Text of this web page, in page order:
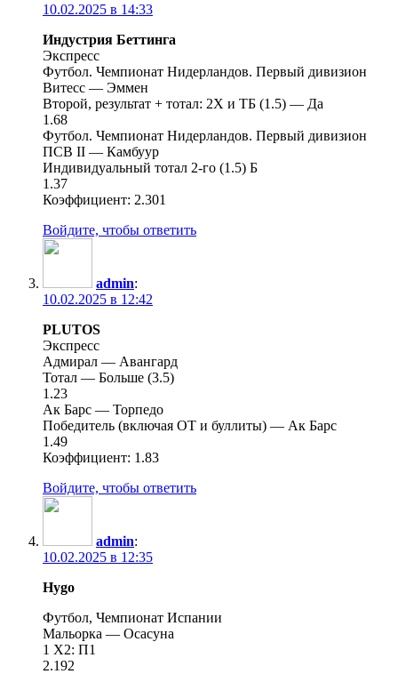
10.02.2025 в 14:33
Индустрия Беттинга
Экспресс
Футбол. Чемпионат Нидерландов. Первый дивизион
Витесс — Эммен
Второй, результат + тотал: 2Х и ТБ (1.5) — Да
1.68
Футбол. Чемпионат Нидерландов. Первый дивизион
ПСВ II — Камбуур
Индивидуальный тотал 2-го (1.5) Б
1.37
Коэффициент: 2.301
Войдите, чтобы ответить
admin:
10.02.2025 в 12:42
PLUTOS
Экспресс
Адмирал — Авангард
Тотал — Больше (3.5)
1.23
Ак Барс — Торпедо
Победитель (включая ОТ и буллиты) — Ак Барс
1.49
Коэффициент: 1.83
Войдите, чтобы ответить
admin:
10.02.2025 в 12:35
Hygo
Футбол, Чемпионат Испании
Мальорка — Осасуна
1 X2: П1
2.192